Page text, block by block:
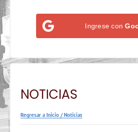
Ingrese con
NOTICIAS
Regresar a Inicio /Noticias